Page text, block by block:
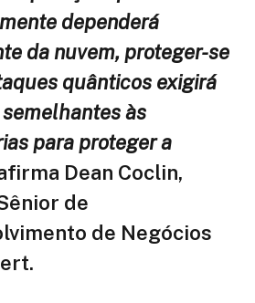
dependerá
da nuvem, proteger-se
quânticos exigirá
às
para proteger a
Dean Coclin,
de
de Negócios